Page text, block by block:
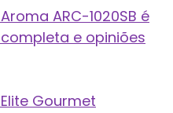
ARC-1020SB é
e opiniões
Gourmet